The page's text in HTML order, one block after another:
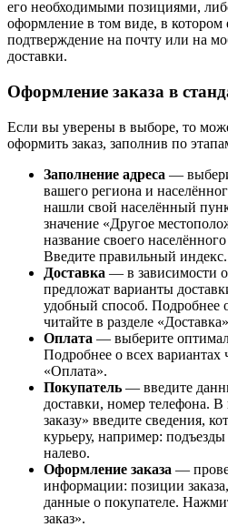
его необходимыми позициями,
оформление в том виде, в котором
подтверждение на почту или на
доставки.
Оформление заказа в
Если вы уверены в выборе, то
оформить заказ, заполнив по
Заполнение адреса —
вашего региона и
нашли свой населённый
значение «Другое
название своего
Введите правильный индекс.
Доставка — в зависимости
предложат варианты
удобный способ. Подробнее
читайте в разделе
Оплата — выберите
Подробнее о всех вариантах
«Оплата».
Покупатель — введите
доставки, номер телефона.
заказу» введите сведения,
курьеру, например:
налево.
Оформление заказа —
информации: позиции
данные о покупателе.
заказ».